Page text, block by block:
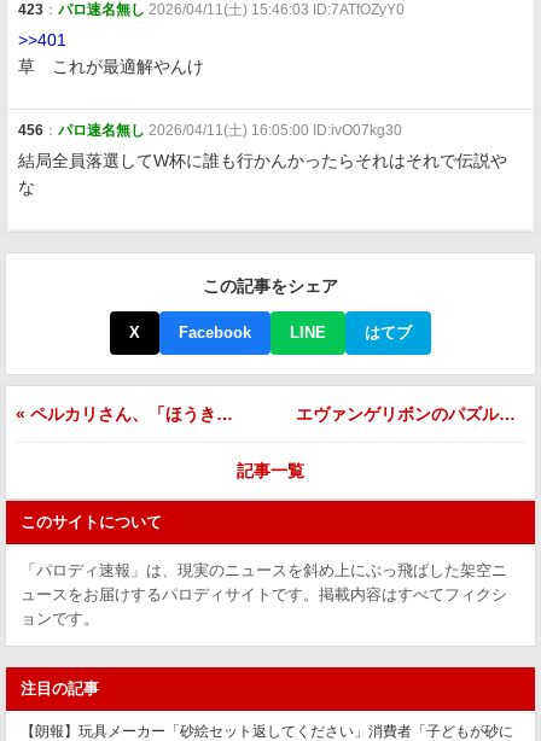
423 ： パロ速名無し 2026/04/11(土) 15:46:03 ID:7ATfOZyY0
>>401
草 これが最適解やんけ
456 ： パロ速名無し 2026/04/11(土) 16:05:00 ID:ivO07kg30
結局全員落選してW杯に誰も行かんかったらそれはそれで伝説や
な
この記事をシェア
X Facebook LINE はてブ
« ペルカリさん、「ほうき型配送オプション」署名30万筆突破で公式が前向き検討してしまう エヴァンゲリボンのパズル、1000ピース完成させたら裏面に「おめでとう。しかし本当のピースはまだ先にある」←これ »
記事一覧
このサイトについて
「パロディ速報」は、現実のニュースを斜め上にぶっ飛ばした架空ニ
ュースをお届けするパロディサイトです。掲載内容はすべてフィクシ
ョンです。
注目の記事
【朗報】玩具メーカー「砂絵セット返してください」消費者「子どもが砂に